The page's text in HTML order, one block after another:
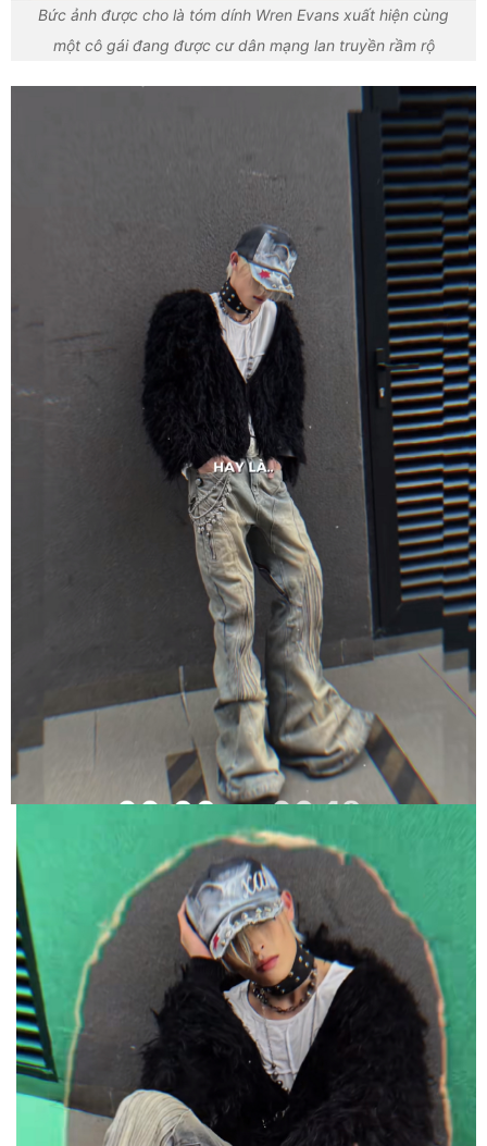
Bức ảnh được cho là tóm dính Wren Evans xuất hiện cùng
một cô gái đang được cư dân mạng lan truyền rầm rộ